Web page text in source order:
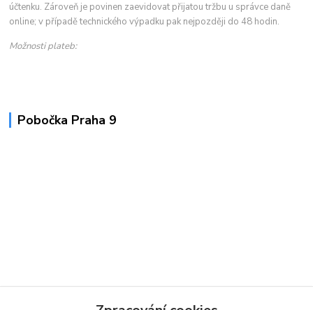
účtenku. Zároveň je povinen zaevidovat přijatou tržbu u správce daně
online; v případě technického výpadku pak nejpozději do 48 hodin.
Možnosti plateb:
Pobočka Praha 9